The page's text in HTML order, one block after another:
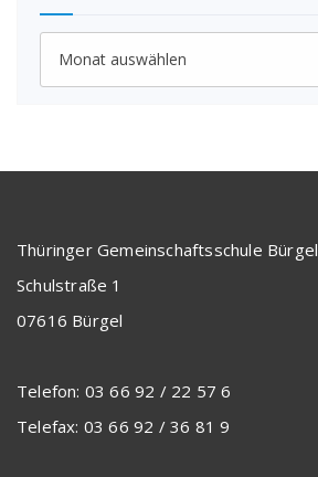
Archiv
Thüringer Gemeinschaftsschule Bürgel
Schulstraße 1
07616 Bürgel
Telefon: 03 66 92 / 22 57 6
Telefax: 03 66 92 / 36 81 9